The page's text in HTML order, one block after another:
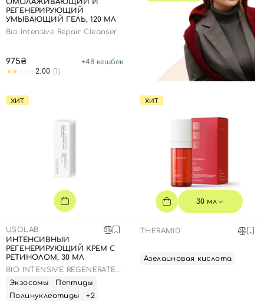
ОМОЛАЖИВАЮЩИЙ И
РЕГЕНЕРИРУЮЩИЙ
УМЫВАЮЩИЙ ГЕЛЬ, 120 МЛ
Bio Intensive Repair Cleanser
975₴ +48 кешбек
2.00 (1)
ХИТ
USOLAB
ИНТЕНСИВНЫЙ
РЕГЕНЕРИРУЮЩИЙ КРЕМ С
РЕТИНОЛОМ, 30 МЛ
BIO INTENSIVE REGENERATE
RETINOL CREAM
Экзосомы
Пептиды
Полинуклеотиды
+2
ХИТ
30 мл
THERAMID
Азелаиновая кислота